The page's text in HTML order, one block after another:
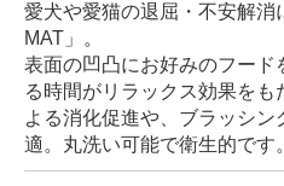
愛犬や愛猫の退屈・不安解消
MAT」。
表面の凹凸にお好みのフード
る時間がリラックス効果を
よる消化促進や、ブラッシ
適。丸洗い可能で衛生的です。